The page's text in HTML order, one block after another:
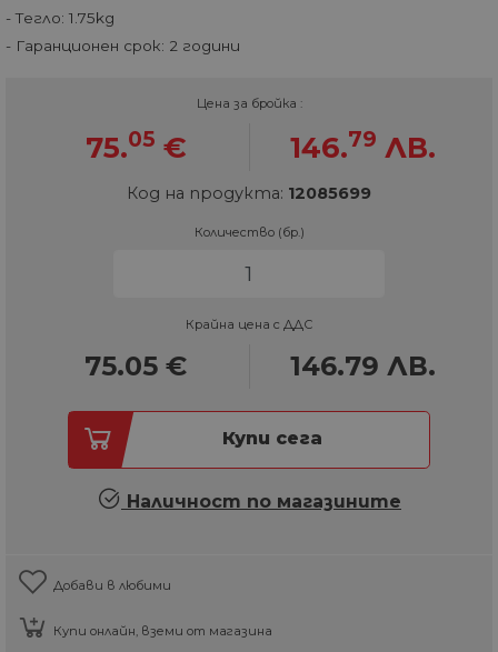
- Тегло: 1.75kg
- Гаранционен срок: 2 години
Цена за бройка :
75.05 € 146.79 ЛВ.
Код на продукта: 12085699
Количество (бр.)
Крайна цена с ДДС
75.05 € 146.79 ЛВ.
Купи сега
Наличност по магазините
Добави в любими
Купи онлайн, вземи от магазина